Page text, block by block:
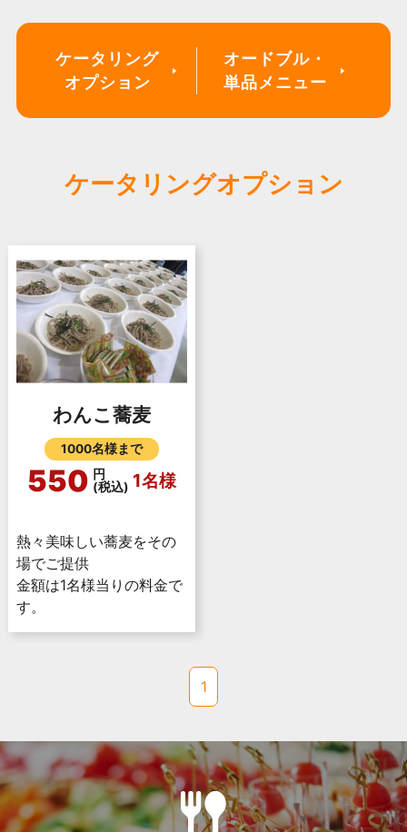
ケータリング
オプション
オードブル・
単品メニュー
ケータリングオプション
わんこ蕎麦
1000名様まで
550 円
(税込) 1名様
熱々美味しい蕎麦をその
場でご提供
金額は1名様当りの料金で
す。
1